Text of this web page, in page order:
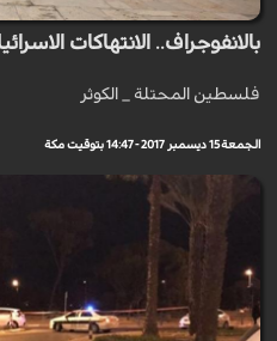
بالانفوجراف.. الانتهاكات
فلسطين المحتلة _ الكوثر
الجمعة 15 ديسمبر 2017 - 14:47 بتوقيت مكة